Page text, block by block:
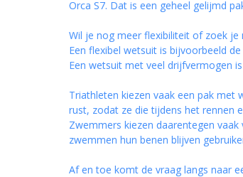
Orca S7. Dat is een geheel gelijmd
Wil je nog meer flexibiliteit of zoek
Een flexibel wetsuit is bijvoorbeeld de
Een wetsuit met veel drijfvermogen
Triathleten kiezen vaak een pak
rust, zodat ze die tijdens het rennen
Zwemmers kiezen daarentegen
zwemmen hun benen blijven
Af en toe komt de vraag langs naar